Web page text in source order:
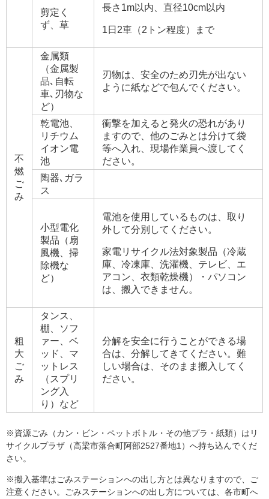
剪定く
ず、草
長さ1m以内、直径10cm以内
1日2車（2トン程度）まで
不
燃
ご
み
金属類
（金属製
品､自転
車､刃物な
ど）
刃物は、安全のため刃先が出ない
ように紙などで包んでください。
乾電池、
リチウム
イオン電
池
衝撃を加えると発火の恐れがあり
ますので、他のごみとは分けて袋
等へ入れ、現場作業員へ渡してく
ださい。
陶器､ガラ
ス
小型電化
製品（扇
風機、掃
除機な
ど）
電池を使用しているものは、取り
外して分別してください。
家電リサイクル法対象製品（冷蔵
庫、冷凍庫、洗濯機、テレビ、エ
アコン、衣類乾燥機）・パソコン
は、搬入できません。
粗
大
ご
み
タンス、
棚、ソフ
ァー、ベ
ッド、マ
ットレス
（スプリ
ング入
り）など
分解を安全に行うことができる場
合は、分解してきてください。難
しい場合は、そのまま搬入してく
ださい。
※資源ごみ（カン・ビン・ペットボトル・その他プラ・紙類）はリ
サイクルプラザ（高梁市落合町阿部2527番地1）へ持ち込んでくだ
さい。
※搬入基準はごみステーションへの出し方とは異なりますので、ご
注意ください。ごみステーションへの出し方については、各市町へ